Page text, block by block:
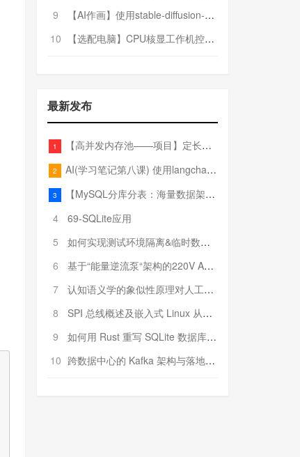
9
【AI作画】使用stable-diffusion-webui搭建AI作画平台
10
【选配电脑】CPU核显工作机控制预算5000
最新发布
1 【高并发内存池——项目】定长内存池——开胃小菜
2 AI(学习笔记第八课) 使用langchain的embedding models
3
【MySQL分库分表：海量数据架构的终极解决方案】
4
69-SQLite应用
5
如何实现测试环境隔离&临时数据库（pytest+SQLite）
6
基于“能量逆流泵“架构的220V AC至20V DC 300W高效电源设计
7
认知语义学的象似性原理对人工智能自然语言处理深层语义分析的影响与启示
8
SPI 总线概述及嵌入式 Linux 从属 SPI 设备驱动程序开发（第二部分，实践）
9
如何用 Rust 重写 SQLite 数据库（二）:是否有市场空间？
10 跨数据中心的 Kafka 架构与落地实战